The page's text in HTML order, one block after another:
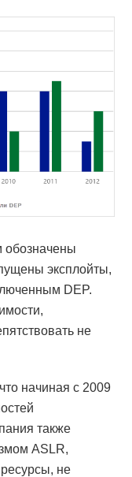
эксплойты,
DEP.
не
начиная с 2009
также
ASLR,
ресурсы, не